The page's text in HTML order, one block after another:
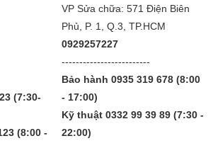
VP Sửa chữa: 571 Điện Biên
Phủ, P. 1, Q.3, TP.HCM
0929257227
-------------------------
(7:30-
(8:00 -
Bảo hành 0935 319 678 (8:00
- 17:00)
Kỹ thuật 0332 99 39 89 (7:30 -
22:00)